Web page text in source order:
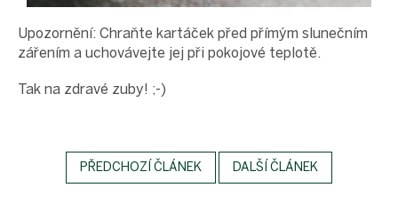
Upozornění: Chraňte kartáček před přímým slunečním
zářením a uchovávejte jej při pokojové teplotě.
Tak na zdravé zuby! ;-)
PŘEDCHOZÍ ČLÁNEK DALŠÍ ČLÁNEK